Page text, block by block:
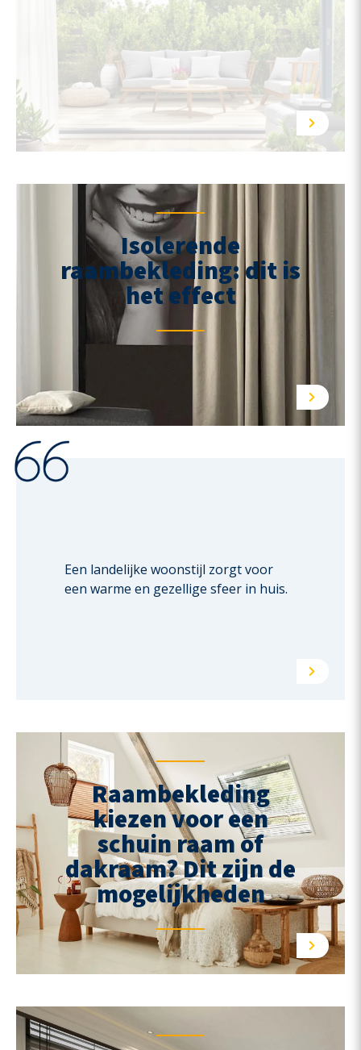
Isolerende
raambekleding: dit is
het effect
Een landelijke woonstijl zorgt voor
een warme en gezellige sfeer in huis.
Raambekleding
kiezen voor een
schuin raam of
dakraam? Dit zijn de
mogelijkheden